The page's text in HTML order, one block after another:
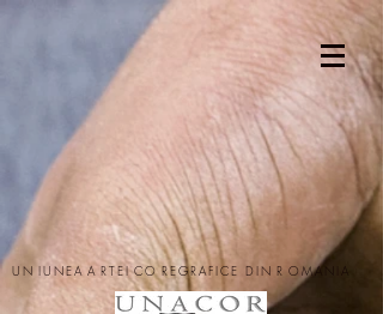
UN IUNEA A RTEI CO REGRAFICE DIN R OMANIA